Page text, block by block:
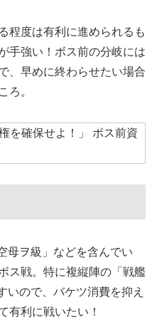
程度は有利に進められるも
手強い！ボス前の分岐には
、早めに終わらせたい場合
ろ。
母ヲ級」などを含んでい
ス戦。特に複縦陣の「戦艦
いので、バケツ消費を抑え
有利に戦いたい！